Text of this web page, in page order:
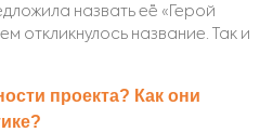
назвать её «Герой
откликнулось название. Так и
проекта? Как они